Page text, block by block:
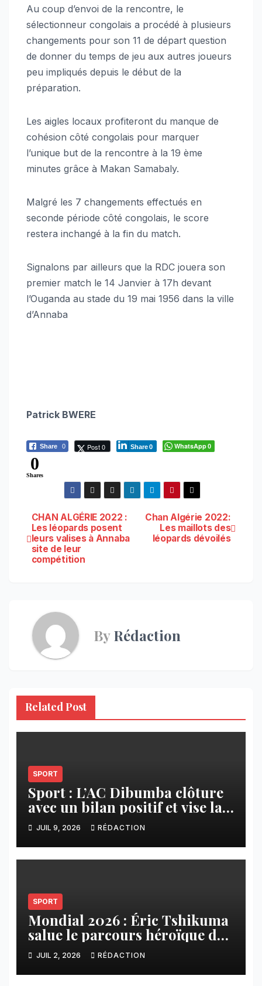
Au coup d’envoi de la rencontre, le
sélectionneur congolais a procédé à plusieurs
changements pour son 11 de départ question
de donner du temps de jeu aux autres joueurs
peu impliqués depuis le début de la
préparation.
Les aigles locaux profiteront du manque de
cohésion côté congolais pour marquer
l’unique but de la rencontre à la 19 ème
minutes grâce à Makan Samabaly.
Malgré les 7 changements effectués en
seconde période côté congolais, le score
restera inchangé à la fin du match.
Signalons par ailleurs que la RDC jouera son
premier match le 14 Janvier à 17h devant
l’Ouganda au stade du 19 mai 1956 dans la ville
d’Annaba
Patrick BWERE
Share 0 Post 0 Share0 WhatsApp0
0
Shares
Navigation
de
l’article
Chan Algérie 2022:
Les maillots des
léopards dévoilés
CHAN ALGÉRIE 2022 :
Les léopards posent
leurs valises à Annaba
site de leur
compétition
ByRédaction
Related Post
SPORT
Sport : L’AC Dibumba clôture
avec un bilan positif et vise la
ligue 1 pour la saison 2026-
2027
JUIL 9, 2026 RÉDACTION
SPORT
Mondial 2026 : Éric Tshikuma
salue le parcours héroïque des
Léopards
JUIL 2, 2026 RÉDACTION